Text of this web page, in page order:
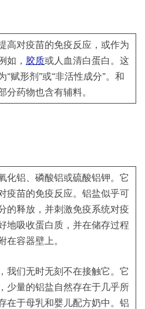
高对疫苗的免疫反应，或作为
如， 胶质或人血清白蛋白。这
赋形剂”或“非活性成分”。和
药物也含有辅料。
化铝、磷酸铝或硫酸铝钾。它
疫苗的免疫反应。铝盐似乎可
的释放，并刺激免疫系统对疫
地吸收蛋白质，并在储存过程
在容器壁上。
我们无时无刻不在接触它。它
少量的铝盐自然存在于几乎所
在于母乳和婴儿配方奶中。铝